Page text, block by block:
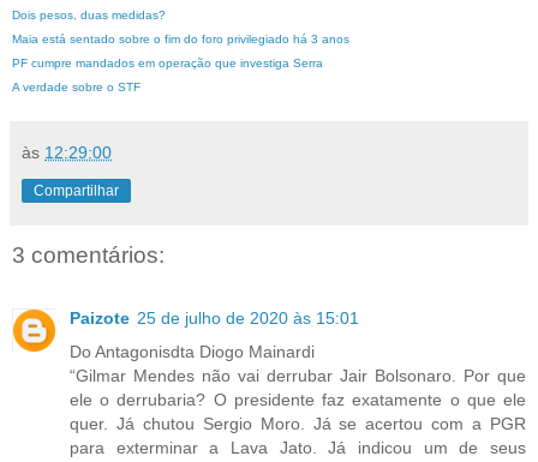
Dois pesos, duas medidas?
Maia está sentado sobre o fim do foro privilegiado há 3 anos
PF cumpre mandados em operação que investiga Serra
A verdade sobre o STF
às 12:29:00
Compartilhar
3 comentários:
Paizote 25 de julho de 2020 às 15:01
Do Antagonisdta Diogo Mainardi
“Gilmar Mendes não vai derrubar Jair Bolsonaro. Por que
ele o derrubaria? O presidente faz exatamente o que ele
quer. Já chutou Sergio Moro. Já se acertou com a PGR
para exterminar a Lava Jato. Já indicou um de seus